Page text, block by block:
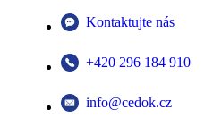
Kontaktujte nás
+420 296 184 910
info@cedok.cz